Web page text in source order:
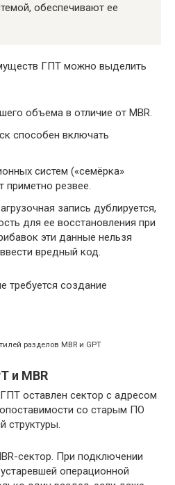
обеспечивают ее
ГПТ можно выделить
объема в отличие от MBR.
способен включать
систем («семёрка»
приметно резвее.
запись дублируется,
для ее восстановления при
эти данные нельзя
вредный код.
требуется создание
разделов MBR и GPT
и MBR
оставлен сектор с адресом
со старым ПО
структуры.
сектор. При подключении
операционной